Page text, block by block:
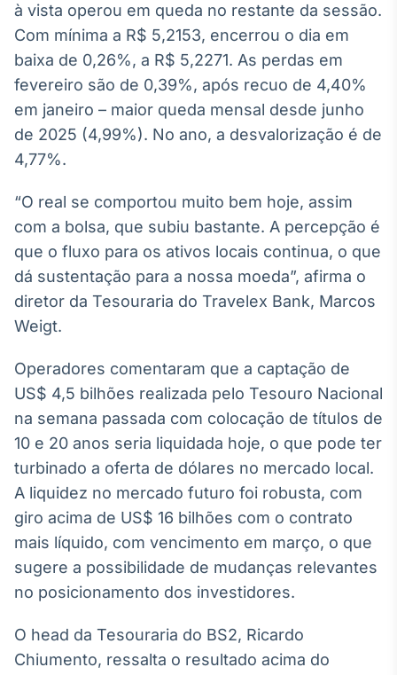
Widgets
Componentes
para conteúdos e
Conteúdos e
displays e telas
Curadoria
noticiosos
Soluções de
Tecnologia
Broadcast
Radar
Monitoramento
inteligente de
conteúdos
Broadcast
Fundos
analisar fundos
de investimento
à vista operou em queda no restante da sessão.
Com mínima a R$ 5,2153, encerrou o dia em
baixa de 0,26%, a R$ 5,2271. As perdas em
fevereiro são de 0,39%, após recuo de 4,40%
em janeiro – maior queda mensal desde junho
de 2025 (4,99%). No ano, a desvalorização é de
4,77%.
“O real se comportou muito bem hoje, assim
com a bolsa, que subiu bastante. A percepção é
que o fluxo para os ativos locais continua, o que
dá sustentação para a nossa moeda”, afirma o
diretor da Tesouraria do Travelex Bank, Marcos
Weigt.
Operadores comentaram que a captação de
US$ 4,5 bilhões realizada pelo Tesouro Nacional
na semana passada com colocação de títulos de
10 e 20 anos seria liquidada hoje, o que pode ter
turbinado a oferta de dólares no mercado local.
A liquidez no mercado futuro foi robusta, com
giro acima de US$ 16 bilhões com o contrato
mais líquido, com vencimento em março, o que
sugere a possibilidade de mudanças relevantes
no posicionamento dos investidores.
O head da Tesouraria do BS2, Ricardo
Chiumento, ressalta o resultado acima do